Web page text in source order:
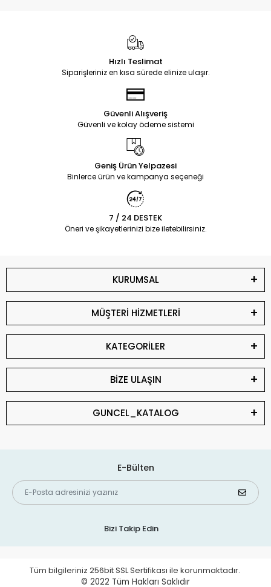
Hızlı Teslimat
Siparişleriniz en kısa sürede elinize ulaşır.
Güvenli Alışveriş
Güvenli ve kolay ödeme sistemi
Geniş Ürün Yelpazesi
Binlerce ürün ve kampanya seçeneği
7 / 24 DESTEK
Öneri ve şikayetlerinizi bize iletebilirsiniz.
KURUMSAL
MÜŞTERİ HİZMETLERİ
KATEGORİLER
BİZE ULAŞIN
GUNCEL_KATALOG
E-Bülten
Bizi Takip Edin
Tüm bilgileriniz 256bit SSL Sertifikası ile korunmaktadır.
© 2022 Tüm Hakları Saklıdır